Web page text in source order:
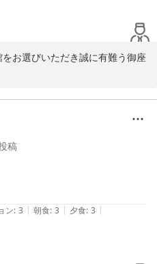
お選びいただき誠に有難う御座
に対処して参ります。
。
げます。
稿
ン: 3 | 朝食: 3 | 夕食: 3 |